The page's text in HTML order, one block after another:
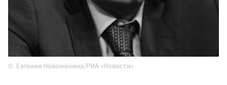
Евгения Новоженина/РИА «Новости»